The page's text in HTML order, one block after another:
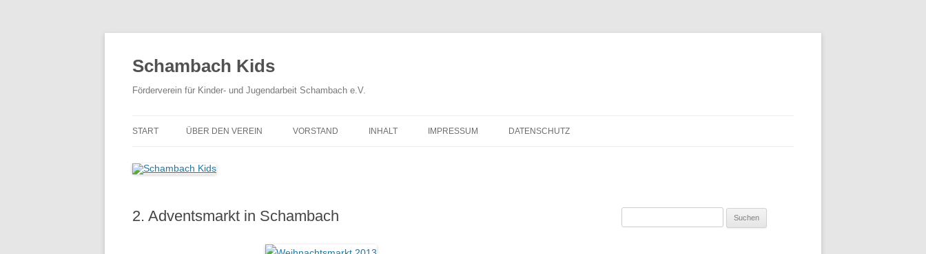
Schambach Kids
Förderverein für Kinder- und Jugendarbeit Schambach e.V.
START ÜBER DEN VEREIN VORSTAND INHALT IMPRESSUM DATENSCHUTZ
2. Adventsmarkt in Schambach